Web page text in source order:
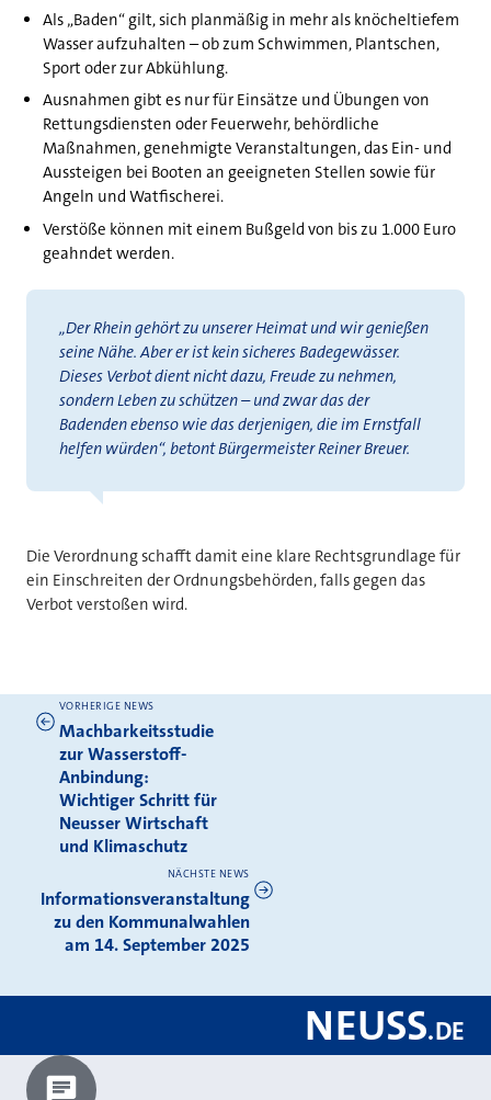
Als „Baden“ gilt, sich planmäßig in mehr als knöcheltiefem
Wasser aufzuhalten – ob zum Schwimmen, Plantschen,
Sport oder zur Abkühlung.
Ausnahmen gibt es nur für Einsätze und Übungen von
Rettungsdiensten oder Feuerwehr, behördliche
Maßnahmen, genehmigte Veranstaltungen, das Ein- und
Aussteigen bei Booten an geeigneten Stellen sowie für
Angeln und Watfischerei.
Verstöße können mit einem Bußgeld von bis zu 1.000 Euro
geahndet werden.
„Der Rhein gehört zu unserer Heimat und wir genießen
seine Nähe. Aber er ist kein sicheres Badegewässer.
Dieses Verbot dient nicht dazu, Freude zu nehmen,
sondern Leben zu schützen – und zwar das der
Badenden ebenso wie das derjenigen, die im Ernstfall
helfen würden“, betont Bürgermeister Reiner Breuer.
Die Verordnung schafft damit eine klare Rechtsgrundlage für
ein Einschreiten der Ordnungsbehörden, falls gegen das
Verbot verstoßen wird.
Weitere News
VORHERIGE NEWS
Machbarkeitsstudie
zur Wasserstoff-
Anbindung:
Wichtiger Schritt für
Neusser Wirtschaft
und Klimaschutz
NÄCHSTE NEWS
Informationsveranstaltung
zu den Kommunalwahlen
am 14. September 2025
NEUSS.DE